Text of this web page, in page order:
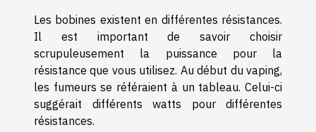
Les bobines existent en différentes résistances.
Il est important de savoir choisir
scrupuleusement la puissance pour la
résistance que vous utilisez. Au début du vaping,
les fumeurs se référaient à un tableau. Celui-ci
suggérait différents watts pour différentes
résistances.